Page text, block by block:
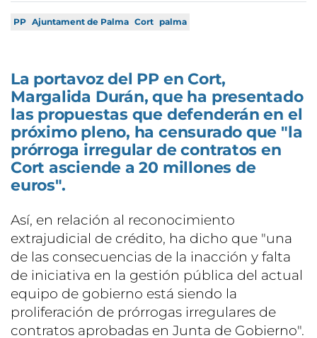
PP Ajuntament de Palma Cort palma
La portavoz del PP en Cort,
Margalida Durán, que ha presentado
las propuestas que defenderán en el
próximo pleno, ha censurado que "la
prórroga irregular de contratos en
Cort asciende a 20 millones de
euros".
Así, en relación al reconocimiento
extrajudicial de crédito, ha dicho que "una
de las consecuencias de la inacción y falta
de iniciativa en la gestión pública del actual
equipo de gobierno está siendo la
proliferación de prórrogas irregulares de
contratos aprobadas en Junta de Gobierno".